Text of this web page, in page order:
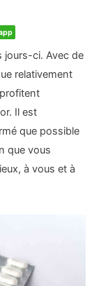
jours-ci. Avec de
relativement
Il est
que possible
que vous
à vous et à